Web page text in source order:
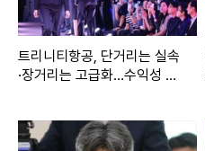
트리니티항공, 단거리는 실속
·장거리는 고급화…수익성 반